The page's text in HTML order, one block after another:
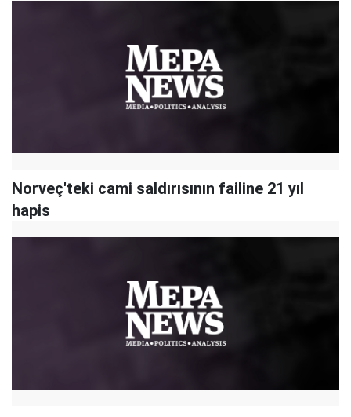
Norveç'teki cami saldırısının failine 21 yıl
hapis